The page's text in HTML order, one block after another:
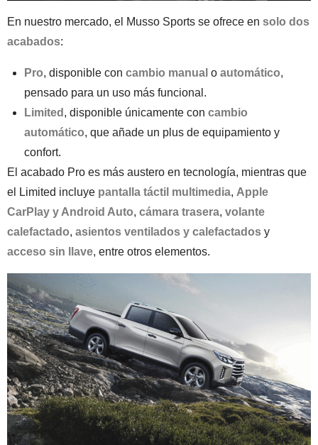
En nuestro mercado, el Musso Sports se ofrece en solo dos
acabados:
Pro, disponible con cambio manual o automático,
pensado para un uso más funcional.
Limited , disponible únicamente con cambio
automático, que añade un plus de equipamiento y
confort.
El acabado Pro es más austero en tecnología, mientras que
el Limited incluye pantalla táctil multimedia, Apple
CarPlay y Android Auto, cámara trasera, volante
calefactado, asientos ventilados y calefactados y
acceso sin llave, entre otros elementos.